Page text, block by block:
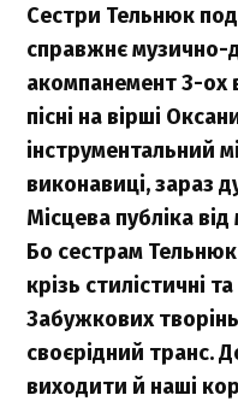
Сестри Тельнюк
справжнє музично-
акомпанемент 3-ох
пісні на вірші
інструментальний
виконавиці, зараз
Місцева публіка
Бо сестрам
крізь стилістичні
Забужкових
своєрідний транс.
виходити й наші